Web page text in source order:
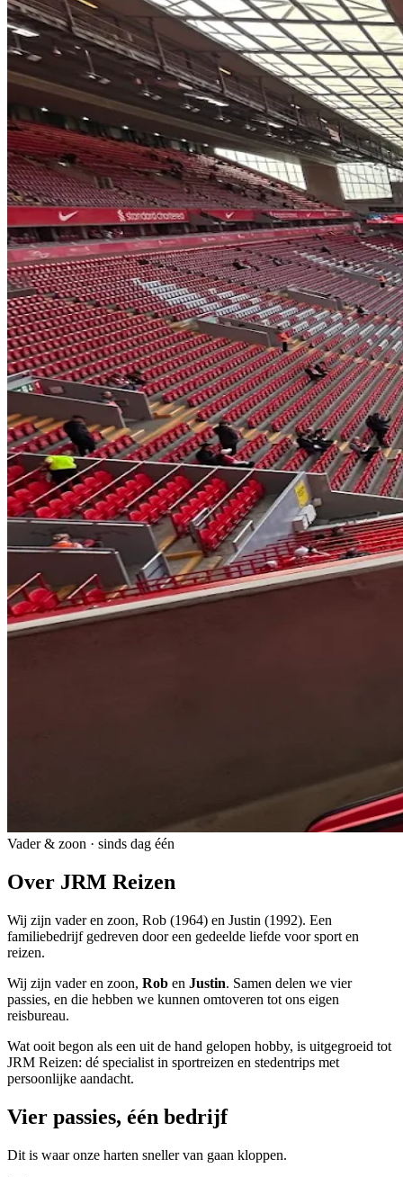
Vader & zoon · sinds dag één
Over JRM Reizen
Wij zijn vader en zoon, Rob (1964) en Justin (1992). Een
familiebedrijf gedreven door een gedeelde liefde voor sport en
reizen.
Wij zijn vader en zoon, Rob en Justin. Samen delen we vier
passies, en die hebben we kunnen omtoveren tot ons eigen
reisbureau.
Wat ooit begon als een uit de hand gelopen hobby, is uitgegroeid tot
JRM Reizen: dé specialist in sportreizen en stedentrips met
persoonlijke aandacht.
Vier passies, één bedrijf
Dit is waar onze harten sneller van gaan kloppen.